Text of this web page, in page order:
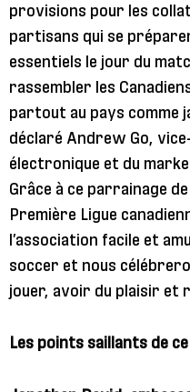
provisions pour les
partisans qui se
essentiels le jour du
rassembler les
partout au pays comme
déclaré Andrew Go,
électronique et du
Grâce à ce parrainage
Première Ligue
l’association facile et
soccer et nous
jouer, avoir du plaisir et
Les points saillants de